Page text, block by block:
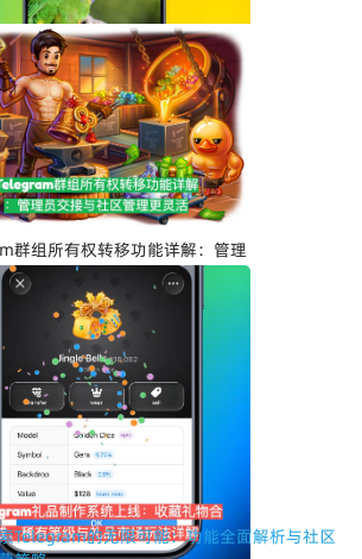
界面全面升级：安卓版全新设
Liquid Glass优化与操作体验提
群组所有权转移功能详解：管理
社区管理更灵活
Telegram的无限可能：功能全面解析与社区